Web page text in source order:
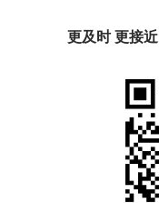
更及时 更接